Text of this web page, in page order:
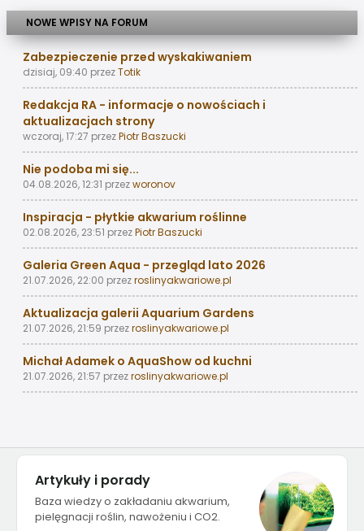
NOWE WPISY NA FORUM
Zabezpieczenie przed wyskakiwaniem
dzisiaj, 09:40 przezTotik
Redakcja RA - informacje o nowościach i
aktualizacjach strony
wczoraj, 17:27 przezPiotr Baszucki
Nie podoba mi się...
04.08.2026, 12:31 przezworonov
Inspiracja - płytkie akwarium roślinne
02.08.2026, 23:51 przezPiotr Baszucki
Galeria Green Aqua - przegląd lato 2026
21.07.2026, 22:00 przezroslinyakwariowe.pl
Aktualizacja galerii Aquarium Gardens
21.07.2026, 21:59 przezroslinyakwariowe.pl
Michał Adamek o AquaShow od kuchni
21.07.2026, 21:57 przezroslinyakwariowe.pl
Artykuły i porady
Baza wiedzy o zakładaniu akwarium,
pielęgnacji roślin, nawożeniu i CO2.